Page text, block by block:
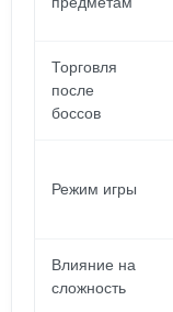
Торговля
после
боссов
Режим игры
Влияние на
сложность